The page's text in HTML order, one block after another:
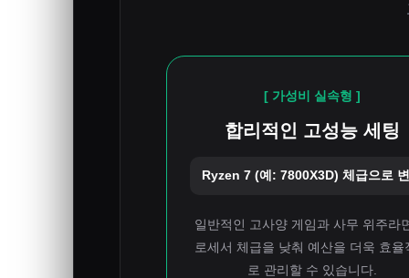
[ 가성비 실속형 ]
합리적인 고성능 세팅
Ryzen 7 (예: 7800X3D) 체급으로
일반적인 고사양 게임과 사무 위주라
로세서 체급을 낮춰 예산을 더욱 효율
로 관리할 수 있습니다.